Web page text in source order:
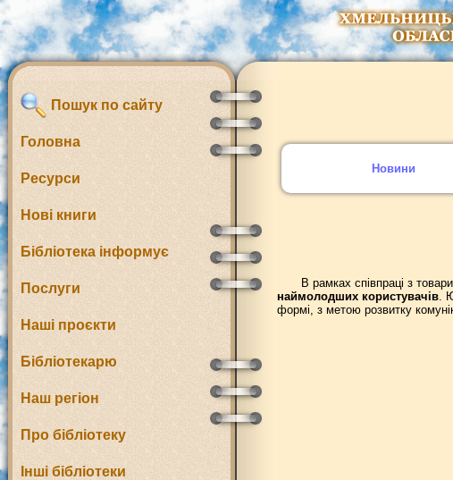
Пошук по сайту
Головна
Ресурси
Нові книги
Бібліотека інформує
Послуги
Наші проєкти
Бібліотекарю
Наш регіон
Про бібліотеку
Інші бібліотеки
Новини
В рамках співпраці з
наймолодших користувачів.
формі, з метою розвитку